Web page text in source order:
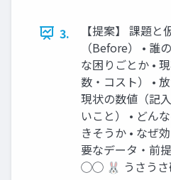
3.
【提案】 課題
（Before） • 誰
な困りごとか •
数・コスト） •
現状の数値（記
いこと） • どん
きそうか • なぜ
要なデータ・前
◯◯ 🐰 うさうさ